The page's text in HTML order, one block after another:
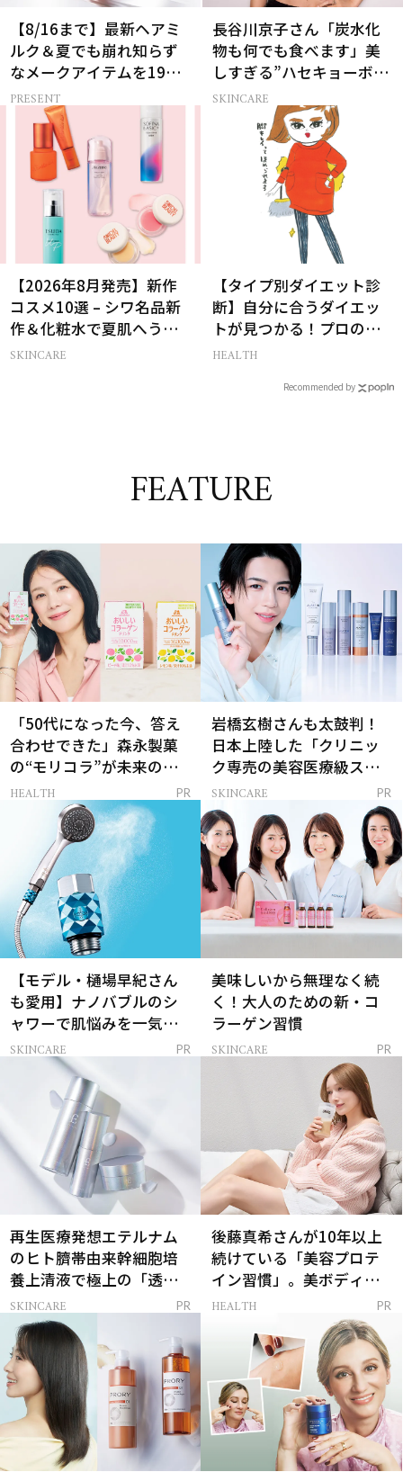
【8/16まで】最新ヘアミ
ルク＆夏でも崩れ知らず
なメークアイテムを19名
様にプレゼント！
PRESENT
長谷川京子さん「炭水化
物も何でも食べます」美
しすぎる”ハセキョーボデ
ィ”を作る秘訣
SKINCARE
【2026年8月発売】新作
コスメ10選 – シワ名品新
作＆化粧水で夏肌へうる
おいチャージ
SKINCARE
【タイプ別ダイエット診
断】自分に合うダイエッ
トが見つかる！プロの教
える体質別ダイエット方
HEALTH
Recommended by
FEATURE
「50代になった今、答え
合わせできた」森永製菓
の“モリコラ”が未来のキ
レイを連れてくる！
HEALTH PR
岩橋玄樹さんも太鼓判！
日本上陸した「クリニッ
ク専売の美容医療級スキ
ンケア」
SKINCARE PR
【モデル・樋場早紀さん
も愛用】ナノバブルのシ
ャワーで肌悩みを一気に
解決
SKINCARE PR
美味しいから無理なく続
く！大人のための新・コ
ラーゲン習慣
SKINCARE PR
再生医療発想エテルナム
のヒト臍帯由来幹細胞培
養上清液で極上の「透明
感ハリ肌」へ
SKINCARE PR
後藤真希さんが10年以上
続けている「美容プロテ
イン習慣」。美ボディを
支える朝ルーティンと
HEALTH PR